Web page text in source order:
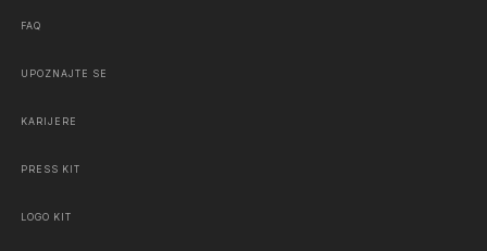
FAQ
UPOZNAJTE SE
KARIJERE
PRESS KIT
LOGO KIT